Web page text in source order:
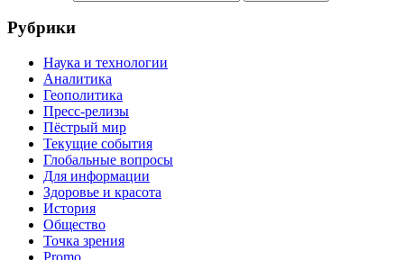
Рубрики
Наука и технологии
Аналитика
Геополитика
Пресс-релизы
Пёстрый мир
Текущие события
Глобальные вопросы
Для информации
Здоровье и красота
История
Общество
Точка зрения